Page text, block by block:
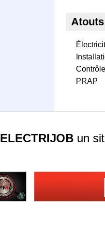
PRAP
ELECTRIJOBun